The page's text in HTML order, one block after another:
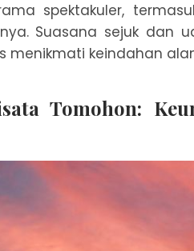
spektakuler,
Suasana sejuk dan
menikmati keindahan
Tomohon: